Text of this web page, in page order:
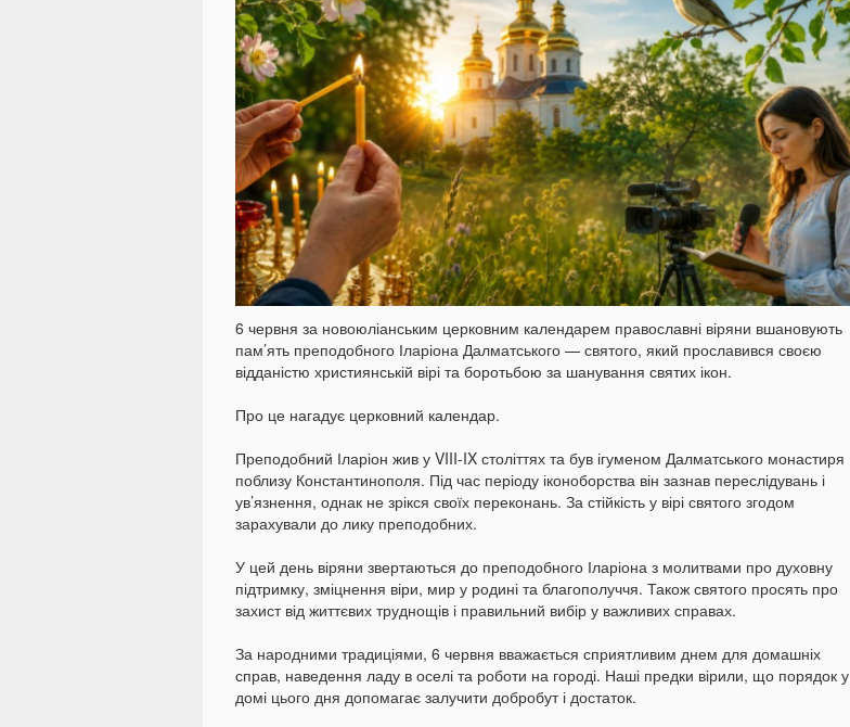
6 червня за новоюліанським церковним календарем православні віряни вшановують
пам’ять преподобного Іларіона Далматського — святого, який прославився своєю
відданістю християнській вірі та боротьбою за шанування святих ікон.
Про це нагадує церковний календар.
Преподобний Іларіон жив у VIII-IX століттях та був ігуменом Далматського монастиря
поблизу Константинополя. Під час періоду іконоборства він зазнав переслідувань і
ув’язнення, однак не зрікся своїх переконань. За стійкість у вірі святого згодом
зарахували до лику преподобних.
У цей день віряни звертаються до преподобного Іларіона з молитвами про духовну
підтримку, зміцнення віри, мир у родині та благополуччя. Також святого просять про
захист від життєвих труднощів і правильний вибір у важливих справах.
За народними традиціями, 6 червня вважається сприятливим днем для домашніх
справ, наведення ладу в оселі та роботи на городі. Наші предки вірили, що порядок у
домі цього дня допомагає залучити добробут і достаток.